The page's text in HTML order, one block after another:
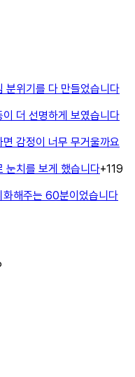
분위기를 다 만들었습니다
더 선명하게 보였습니다
감정이 너무 무거울까요
눈치를 보게 했습니다+119
화해주는 60분이었습니다